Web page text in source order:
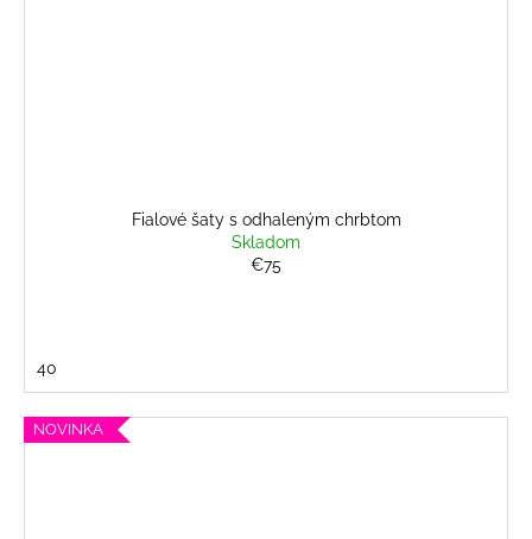
Fialové šaty s odhaleným chrbtom
Skladom
€75
40
NOVINKA